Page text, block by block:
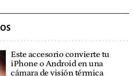
Este accesorio convierte tu
iPhone o Android en una
cámara de visión térmica